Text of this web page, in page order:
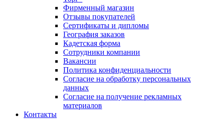
Фирменный магазин
Отзывы покупателей
Сертификаты и дипломы
География заказов
Кадетская форма
Сотрудники компании
Вакансии
Политика конфиденциальности
Согласие на обработку персональных
данных
Согласие на получение рекламных
материалов
Контакты